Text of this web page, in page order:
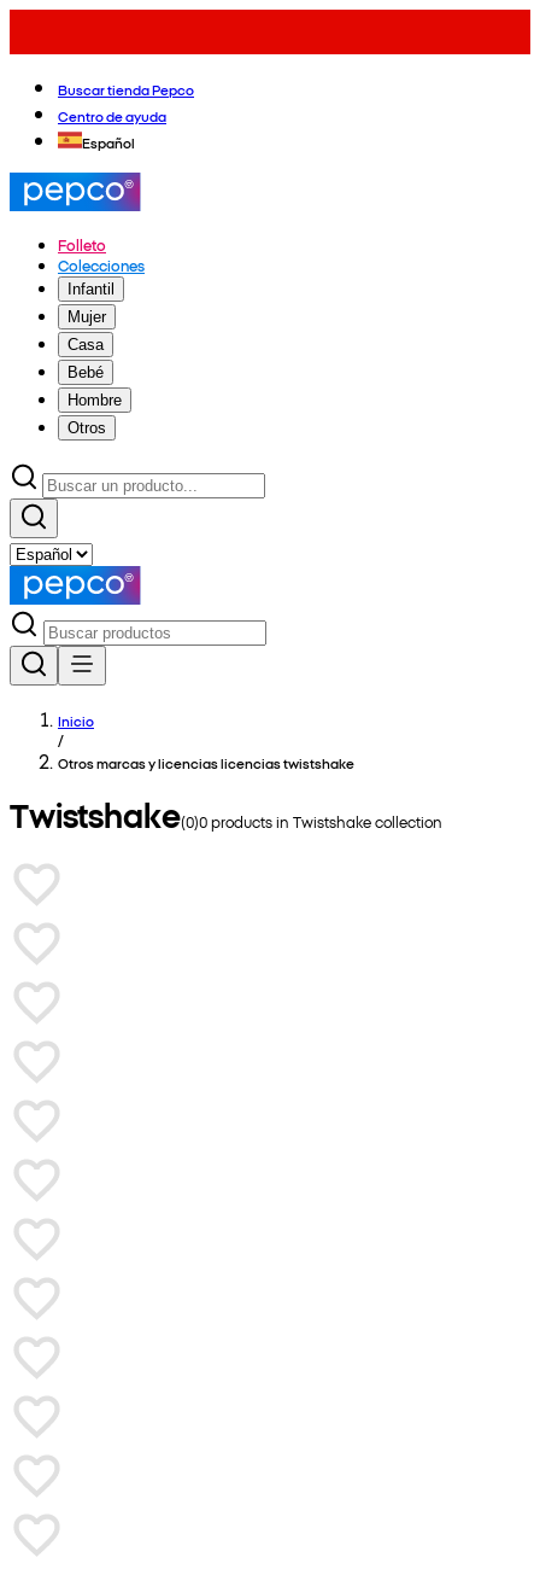
Buscar tienda Pepco
Centro de ayuda
Español
Folleto
Colecciones
Infantil
Mujer
Casa
Bebé
Hombre
Otros
Inicio
/
Otros marcas y licencias licencias twistshake
Twistshake(0)0products in Twistshakecollection